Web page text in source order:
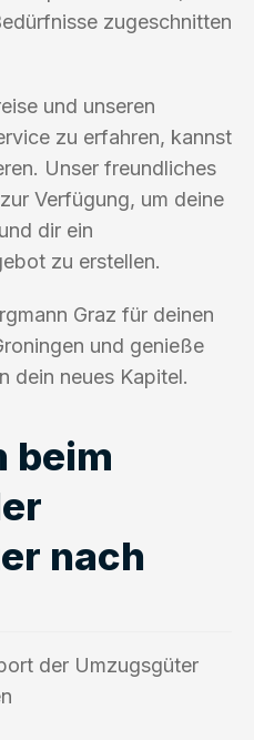
zugeschnitten
und unseren
zu erfahren, kannst
Unser freundliches
Verfügung, um deine
dir ein
zu erstellen.
Graz für deinen
und genieße
dein neues Kapitel.
beim
nach
der Umzugsgüter